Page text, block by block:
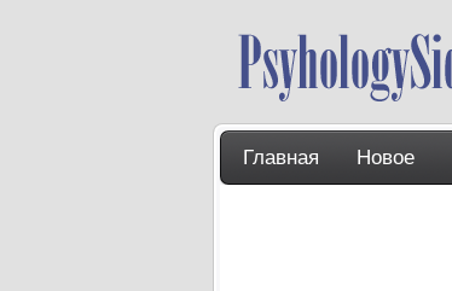
Главная Новое